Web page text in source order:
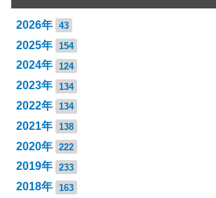
2026年 43
2025年 154
2024年 124
2023年 134
2022年 134
2021年 138
2020年 222
2019年 233
2018年 163